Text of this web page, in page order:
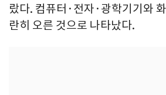
랐다. 컴퓨터·전자·광학기기와
란히 오른 것으로 나타났다.